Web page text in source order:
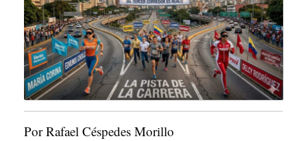
Por Rafael Céspedes Morillo